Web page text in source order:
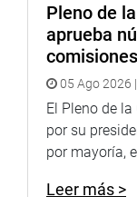
Pleno de
aprueba
05 Ago 2026
El Pleno de
por su
por mayoría,
Leer más >